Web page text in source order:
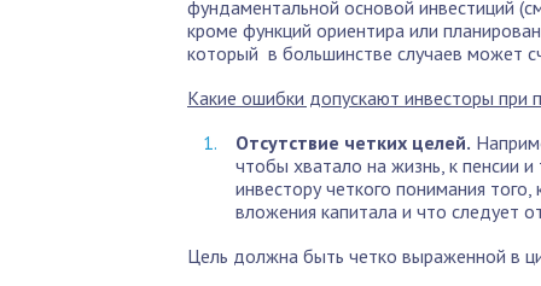
фундаментальной основой инвестиций
кроме функций ориентира или
который в большинстве случаев может
Какие ошибки допускают инвесторы при
Отсутствие четких целей.
чтобы хватало на жизнь, к пенсии
инвестору четкого понимания
вложения капитала и что следует
Цель должна быть четко выраженной в